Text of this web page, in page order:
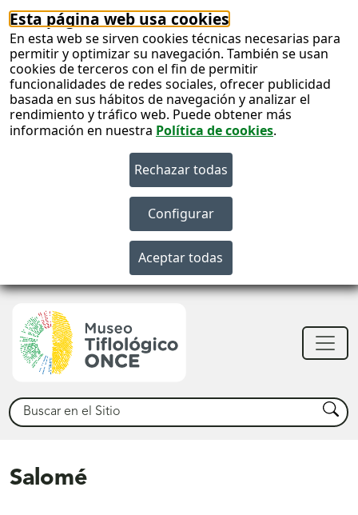
Esta página web usa cookies
En esta web se sirven cookies técnicas necesarias para
permitir y optimizar su navegación. También se usan
cookies de terceros con el fin de permitir
funcionalidades de redes sociales, ofrecer publicidad
basada en sus hábitos de navegación y analizar el
rendimiento y tráfico web. Puede obtener más
información en nuestra Política de cookies.
Buscar Buscar
Salomé